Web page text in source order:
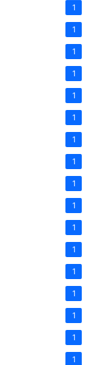
1
1
1
1
1
1
1
1
1
1
1
1
1
1
1
1
1